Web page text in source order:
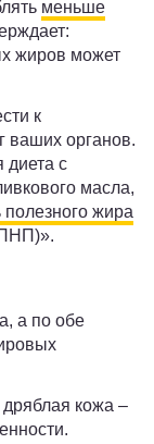
меньше
жиров может
к
ваших органов.
диета с
масла,
полезного жира
а по обе
кожа –